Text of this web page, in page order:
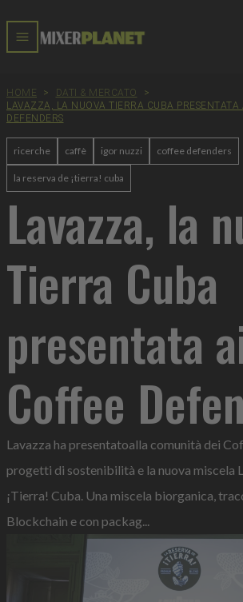
HOME > DATI & MERCATO
>
LAVAZZA, LA NUOVA TIERRA CUBA PRESENTATA
DEFENDERS
ricerche caffè igor nuzzi coffee defenders
la reserva de ¡tierra! cuba
Lavazza, la
Tierra Cuba
presentata
Coffee
Lavazza ha presentatoalla comunità dei
progetti di sostenibilità e la nuova miscela
¡Tierra! Cuba. Una miscela biorganica,
Blockchain e con packag...